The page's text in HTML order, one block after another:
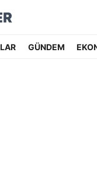
GÜNDEM